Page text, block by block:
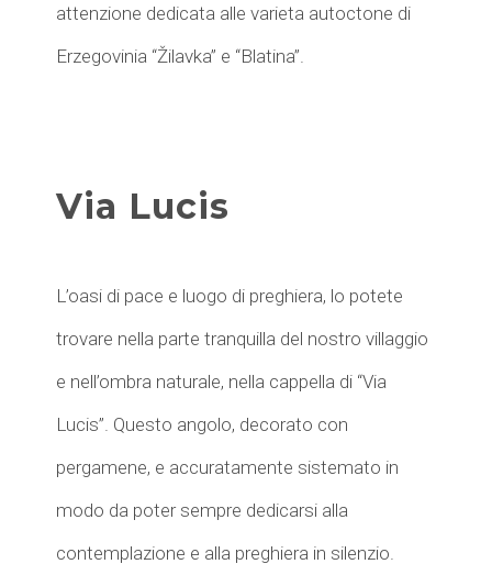
attenzione dedicata alle varieta autoctone di
Erzegovinia “Žilavka” e “Blatina”.
Via Lucis
L’oasi di pace e luogo di preghiera, lo potete
trovare nella parte tranquilla del nostro villaggio
e nell’ombra naturale, nella cappella di “Via
Lucis”. Questo angolo, decorato con
pergamene, e accuratamente sistemato in
modo da poter sempre dedicarsi alla
contemplazione e alla preghiera in silenzio.